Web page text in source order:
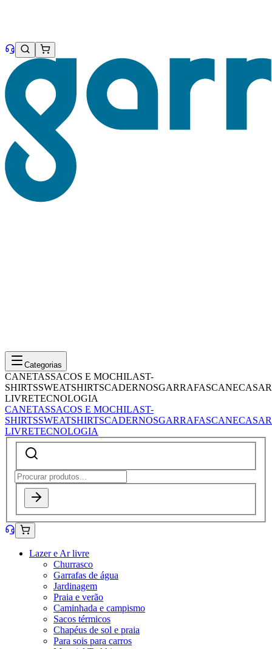
Categorias
CANETASSACOS E MOCHILAST-
SHIRTSSWEATSHIRTSCADERNOSGARRAFASCANECASAR
LIVRETECNOLOGIA
CANETASSACOS E MOCHILAST-
SHIRTSSWEATSHIRTSCADERNOSGARRAFASCANECASAR
LIVRETECNOLOGIA
Lazer e Ar livre
Churrasco
Garrafas de água
Jardinagem
Praia e verão
Caminhada e campismo
Sacos térmicos
Chapéus de sol e praia
Para sois para carros